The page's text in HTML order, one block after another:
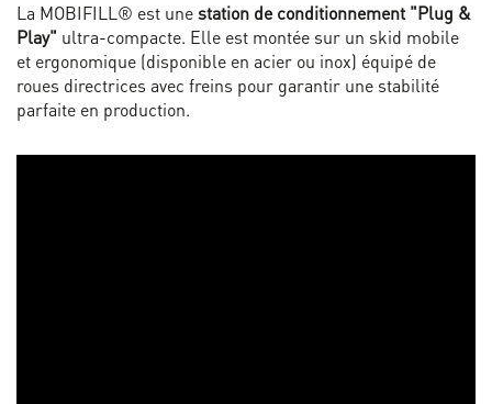
La MOBIFILL® est unestation de conditionnement "Plug &
Play" ultra-compacte. Elle est montée sur un skid mobile
et ergonomique (disponible en acier ou inox) équipé de
roues directrices avec freins pour garantir une stabilité
parfaite en production.